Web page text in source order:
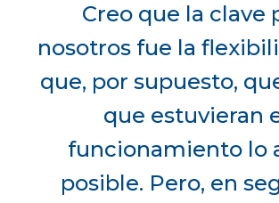
Creo que la clave
nosotros fue la
que, por supuesto,
que estuvieran
funcionamiento lo
posible. Pero, en